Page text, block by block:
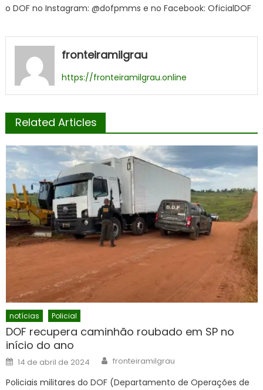
o DOF no Instagram: @dofpmms e no Facebook: OficialDOF
fronteiramilgrau
https://fronteiramilgrau.online
Related Articles
notícias Policial
DOF recupera caminhão roubado em SP no
início do ano
Posted
on
14 de abril de 2024 Author
fronteiramilgrau
Policiais militares do DOF (Departamento de Operações de